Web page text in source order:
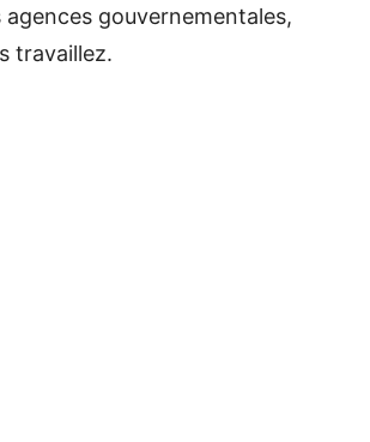
gouvernementales,
travaillez.